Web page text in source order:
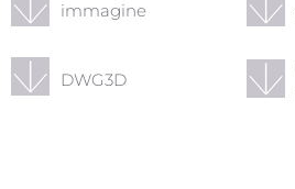
immagine
DWG3D